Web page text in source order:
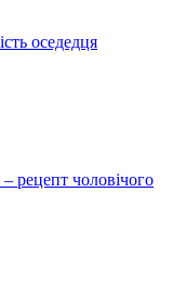
оседедця
рецепт чоловічого